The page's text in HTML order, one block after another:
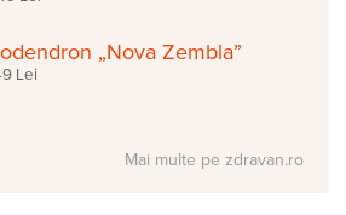
„Nova Zembla”
Lei
Mai multe pe zdravan.ro